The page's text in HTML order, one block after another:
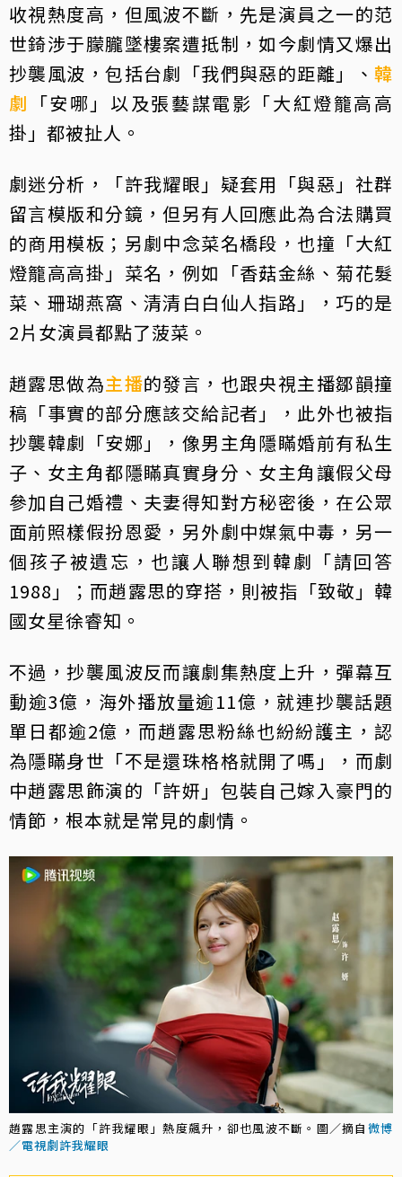
收視熱度高，但風波不斷，先是演員之一的范
世錡涉于朦朧墜樓案遭抵制，如今劇情又爆出
抄襲風波，包括台劇「我們與惡的距離」、 韓
劇 「安哪」以及張藝謀電影「大紅燈籠高高
掛」都被扯人。
劇迷分析，「許我耀眼」疑套用「與惡」社群
留言模版和分鏡，但另有人回應此為合法購買
的商用模板；另劇中念菜名橋段，也撞「大紅
燈籠高高掛」菜名，例如「香菇金絲、菊花髮
菜、珊瑚燕窩、清清白白仙人指路」，巧的是
2片女演員都點了菠菜。
趙露思做為主播的發言，也跟央視主播鄒韻撞
稿「事實的部分應該交給記者」，此外也被指
抄襲韓劇「安娜」，像男主角隱瞞婚前有私生
子、女主角都隱瞞真實身分、女主角讓假父母
參加自己婚禮、夫妻得知對方秘密後，在公眾
面前照樣假扮恩愛，另外劇中媒氣中毒，另一
個孩子被遺忘，也讓人聯想到韓劇「請回答
1988」；而趙露思的穿搭，則被指「致敬」韓
國女星徐睿知。
不過，抄襲風波反而讓劇集熱度上升，彈幕互
動逾3億，海外播放量逾11億，就連抄襲話題
單日都逾2億，而趙露思粉絲也紛紛護主，認
為隱瞞身世「不是還珠格格就開了嗎」，而劇
中趙露思飾演的「許妍」包裝自己嫁入豪門的
情節，根本就是常見的劇情。
趙露思主演的「許我耀眼」熱度飆升，卻也風波不斷。圖／摘自 微博
／電視劇許我耀眼